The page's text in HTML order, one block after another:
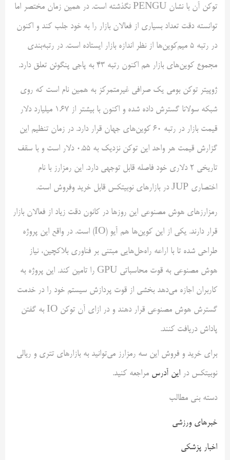
توکن آن با نشان PENGU نگذشته است. در همین زمان مختصر اما
توانسته دقت تعداد بسیاری از فعالان بازار را به خود جلب کند و اکنون
در رتبه 5 میم‌کوین‌ها‌ از نظر اندازه بازار ایستاده است. در رتبه‌بندی
مجموع کوین‌های بازار هم اکنون رتبه 43 به پاجی پنگوئن تعلق دارد.
ژوپیتر توکن بومی یک صرافی غیرمتمرکز به همین نام است که روی
شبکه سولانا گسترش داده شده و اکنون با بیشتر از 1.67 میلیارد دلار
قیمت بازار در رتبه 60 کوین‌های جهان قرار دارد. در زمان تنظیم این
گزارش قیمت هر واحد این توکن نزدیک به 0.55 دلار است و با سقف
تاریخی 2 دلاری خود فاصله قابل توجهی دارد. این رمزارز با نام
اختصاری JUP در بازارهای نوبیتکس قابل خرید وفروش است.
رمزارزهای هوش مصنوعی این روزها در کانون دقت زیاد از فعالان بازار
قرار دارند. یکی از این کوین‌ها هم آیو (IO) است. در واقع این پروژه
طراحی شده تا با اراعه راه‌حل‌هایی مبتنی بر فناوری بلاکچین، نیاز
هوش مصنوعی به قوت محاسباتی GPU را تامین کند. این پروژه به
کاربران اجازه می‌دهد بخشی از قوت پردازش سیستم خود را در خدمت
گسترش هوش مصنوعی قرار دهند و در ازای آن توکن IO به گفتن
پاداش دریافت کنند.
برای خرید و فروش این سه رمزارز می‌توانید به بازارهای تتری و ریالی
نوبیتکس در این آدرس مراجعه کنید.
دسته بنی مطالب
خبرهای ورزشی
اخبار پزشکی